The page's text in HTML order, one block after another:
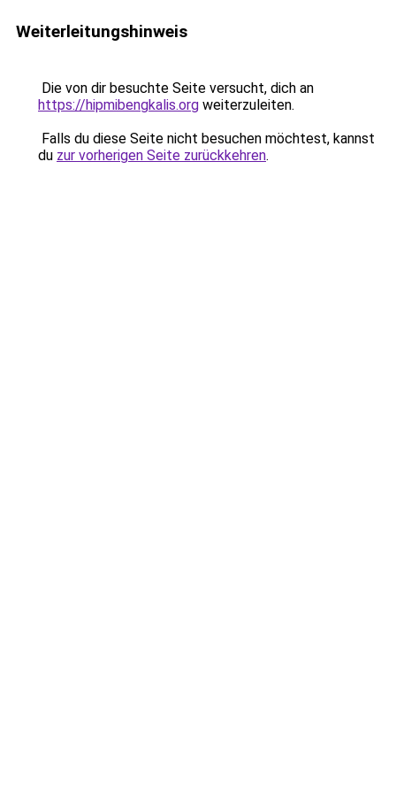
Weiterleitungshinweis
Die von dir besuchte Seite versucht, dich an
https://hipmibengkalis.org weiterzuleiten.
Falls du diese Seite nicht besuchen möchtest, kannst
du zur vorherigen Seite zurückkehren.